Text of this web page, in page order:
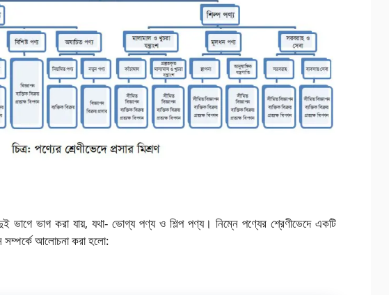
ভাগে ভাগ করা যায়, যথা- ভোগ্য পণ্য ও শিল্প পণ্য। নিম্নে পণ্যের শ্রেণীভেদে একটি
সম্পর্কে আলোচনা করা হলো: